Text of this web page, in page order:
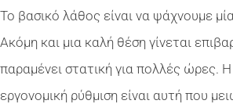
Το βασικό λάθος είναι να ψάχνουμε
Ακόμη και μια καλή θέση γίνεται
παραμένει στατική για πολλές ώρες.
εργονομική ρύθμιση είναι αυτή που